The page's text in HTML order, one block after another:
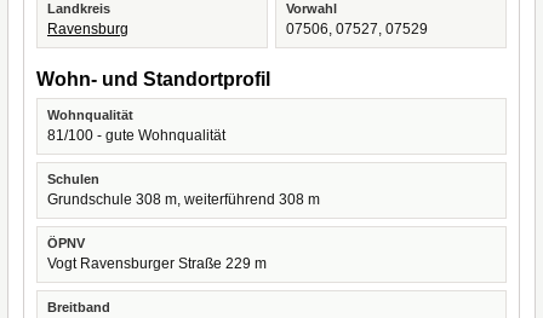
Landkreis
Ravensburg
Vorwahl
07506, 07527, 07529
Wohn- und Standortprofil
Wohnqualität
81/100 - gute Wohnqualität
Schulen
Grundschule 308 m, weiterführend 308 m
ÖPNV
Vogt Ravensburger Straße 229 m
Breitband